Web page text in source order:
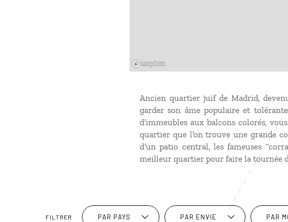
Ancien quartier juif de Madrid,
garder son âme populaire et
d’immeubles aux balcons colorés,
quartier que l’on trouve une grande
d’un patio central, les fameuses
meilleur quartier pour faire la tournée
FILTRER PAR PAYS PAR ENVIE PAR